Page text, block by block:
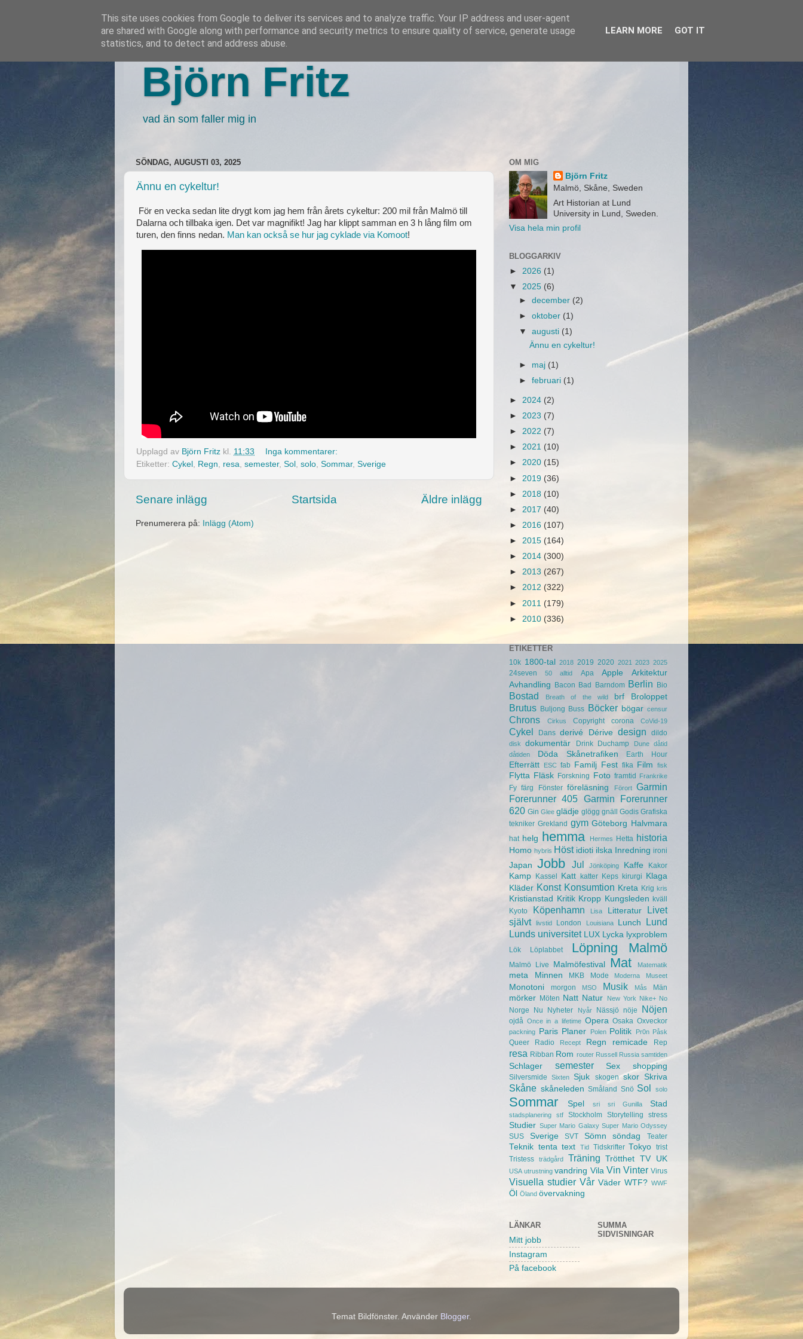
Björn Fritz
vad än som faller mig in
SÖNDAG, AUGUSTI 03, 2025
Ännu en cykeltur!
För en vecka sedan lite drygt kom jag hem från årets cykeltur: 200 mil från Malmö till
Dalarna och tillbaka igen. Det var magnifikt! Jag har klippt samman en 3 h lång film om
turen, den finns nedan. Man kan också se hur jag cyklade via Komoot!
Upplagd av Björn Fritz kl. 11:33
Inga kommentarer:
Etiketter: Cykel Regn resa semester, Sol solo Sommar, Sverige
Senare inlägg Äldre inlägg
Startsida
Prenumerera på: Inlägg (Atom)
OM MIG
Björn Fritz
Malmö, Skåne, Sweden
Art Historian at Lund
University in Lund, Sweden.
Visa hela min profil
BLOGGARKIV
► 2026 (1)
▼ 2025 (6)
►december (2)
►oktober (1)
▼augusti (1)
Ännu en cykeltur!
► maj (1)
►februari (1)
► 2024 (2)
► 2023 (7)
► 2022 (7)
► 2021 (10)
► 2020 (15)
► 2019 (36)
► 2018 (10)
► 2017 (40)
► 2016 (107)
► 2015 (164)
► 2014 (300)
► 2013 (267)
► 2012 (322)
► 2011 (179)
► 2010 (336)
ETIKETTER
10k 1800-tal 2018 2019 2020 2021 2023 2025
24seven 50 alltid Apa Apple
Arkitektur
Avhandling Bacon Bad Barndom Berlin Bio
Bostad Breath of the wild brf Broloppet
Brutus Buljong Buss Böcker bögar censur
Chrons Cirkus Copyright corona CoVid-19
Cykel Dans derivé Dérive design dildo
disk dokumentär Drink Duchamp Dune
dåtid
dåtiden
Döda Skånetrafiken Earth Hour
Efterrätt ESC fab Familj Fest fika Film fisk
Flytta Fläsk Forskning Foto framtid Frankrike
Fy färg Fönster föreläsning Förort
Garmin
Forerunner 405 Garmin Forerunner
620 Gin Glee glädje glögg gnäll Godis Grafiska
tekniker Grekland gym Göteborg Halvmara
hat helg hemma Hermes Hetta historia
Homo hybris Höst idioti ilska Inredning ironi
Japan Jobb Jul Jönköping Kaffe Kakor
Kamp Kassel Katt katter Keps kirurgi Klaga
Kläder Konst Konsumtion Kreta Krig kris
Kristianstad Kritik Kropp Kungsleden kväll
Kyoto
Köpenhamn Lisa Litteratur
Livet
självt
livstid London Louisiana Lunch
Lund
Lunds universitet LUX Lycka lyxproblem
Lök Löplabbet Löpning Malmö
Malmö Live Malmöfestival Mat Matematik
meta Minnen MKB Mode Moderna Museet
Monotoni morgon MSO Musik Mås Män
mörker Möten Natt Natur New York Nike+ No
Norge Nu Nyheter Nyår Nässjö nöje Nöjen
ojdå Once in a lifetime Opera Osaka Oxveckor
packning Paris Planer Polen Politik Pr0n Påsk
Queer Radio Recept Regn remicade Rep
resa Ribban Rom router Russell Russia samtiden
Schlager semester Sex shopping
Silversmide Sixten Sjuk skogen skor Skriva
Skåne skåneleden Småland Snö Sol solo
Sommar Spel sri sri Gunilla Stad
stadsplanering stf Stockholm Storytelling stress
Studier Super Mario Galaxy Super Mario Odyssey
SUS Sverige SVT Sömn söndag Teater
Teknik tenta text Tid Tidskrifter Tokyo trist
Tristess
trädgård Träning Trötthet TV UK
USA utrustning vandring Vila Vin Vinter Virus
Visuella studier Vår Väder WTF? WWF
Öl Öland övervakning
LÄNKAR
Mitt jobb
Instagram
På facebook
SUMMA
SIDVISNINGAR
Temat Bildfönster. Använder Blogger.
This site uses cookies from Google to deliver its services and to analyze traffic. Your IP address and user-agent
are shared with Google along with performance and security metrics to ensure quality of service, generate usage
statistics, and to detect and address abuse.
LEARN MORE GOT IT